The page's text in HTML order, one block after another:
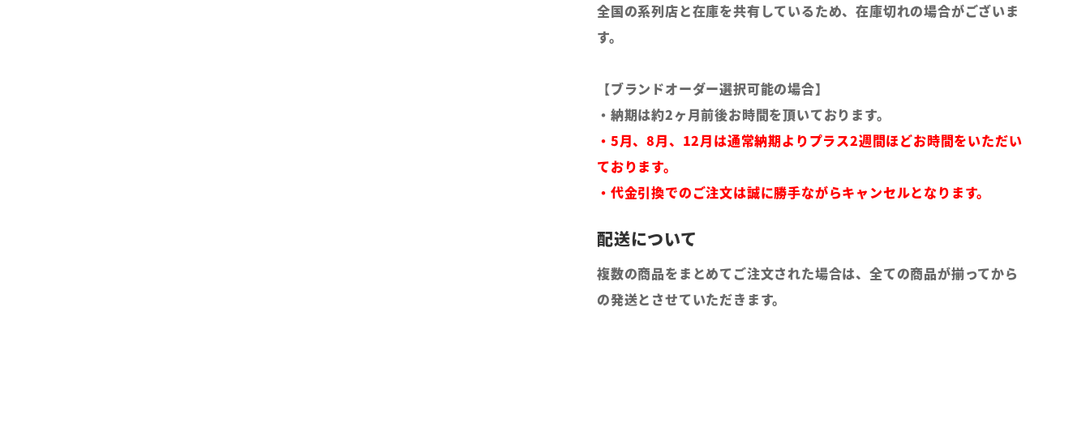
全国の系列店と在庫を共有しているため、在庫切れの場合がございま
す。
【ブランドオーダー選択可能の場合】
・納期は約2ヶ月前後お時間を頂いております。
・5月、8月、12月は通常納期よりプラス2週間ほどお時間をいただい
ております。
・代金引換でのご注文は誠に勝手ながらキャンセルとなります。
複数の商品をまとめてご注文された場合は、全ての商品が揃ってから
の発送とさせていただきます。